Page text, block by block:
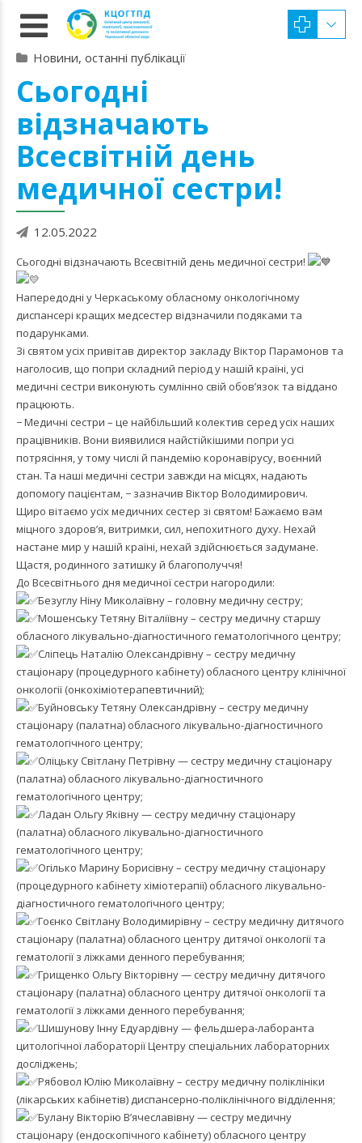
Новини, останні публікації
Сьогодні
відзначають
Всесвітній день
медичної сестри!
12.05.2022
Сьогодні відзначають Всесвітній день медичної сестри!
Напередодні у Черкаському обласному онкологічному
диспансері кращих медсестер відзначили подяками та
подарунками.
Зі святом усіх привітав директор закладу Віктор Парамонов та
наголосив, що попри складний період у нашій країні, усі
медичні сестри виконують сумлінно свій обов’язок та віддано
працюють.
− Медичні сестри – це найбільший колектив серед усіх наших
працівників. Вони виявилися найстійкішими попри усі
потрясіння, у тому числі й пандемію коронавірусу, воєнний
стан. Та наші медичні сестри завжди на місцях, надають
допомогу пацієнтам, − зазначив Віктор Володимирович.
Щиро вітаємо усіх медичних сестер зі святом! Бажаємо вам
міцного здоров’я, витримки, сил, непохитного духу. Нехай
настане мир у нашій країні, нехай здійснюється задумане.
Щастя, родинного затишку й благополуччя!
До Всесвітнього дня медичної сестри нагородили:
Безуглу Ніну Миколаївну – головну медичну сестру;
Мошенську Тетяну Віталіївну – сестру медичну старшу
обласного лікувально-діагностичного гематологічного центру;
Сліпець Наталію Олександрівну – сестру медичну
стаціонару (процедурного кабінету) обласного центру клінічної
онкології (онкохіміотерапевтичний);
Буйновську Тетяну Олександрівну – сестру медичну
стаціонару (палатна) обласного лікувально-діагностичного
гематологічного центру;
Оліцьку Світлану Петрівну — сестру медичну стаціонару
(палатна) обласного лікувально-діагностичного
гематологічного центру;
Ладан Ольгу Яківну — сестру медичну стаціонару
(палатна) обласного лікувально-діагностичного
гематологічного центру;
Огілько Марину Борисівну – сестру медичну стаціонару
(процедурного кабінету хіміотерапії) обласного лікувально-
діагностичного гематологічного центру;
Гоєнко Світлану Володимирівну – сестру медичну дитячого
стаціонару (палатна) обласного центру дитячої онкології та
гематології з ліжками денного перебування;
Грищенко Ольгу Вікторівну — сестру медичну дитячого
стаціонару (палатна) обласного центру дитячої онкології та
гематології з ліжками денного перебування;
Шишунову Інну Едуардівну — фельдшера-лаборанта
цитологічної лабораторії Центру спеціальних лабораторних
досліджень;
Рябовол Юлію Миколаївну – сестру медичну поліклініки
(лікарських кабінетів) диспансерно-поліклінічного відділення;
Булану Вікторію В’ячеславівну — сестру медичну
стаціонару (ендоскопічного кабінету) обласного центру